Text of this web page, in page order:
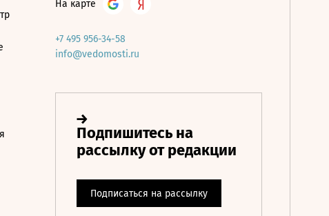
На карте
+7 495 956-34-58
info@vedomosti.ru